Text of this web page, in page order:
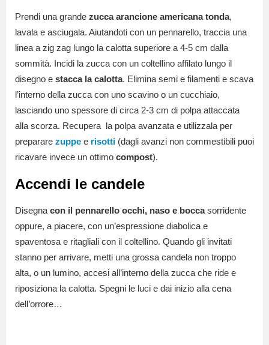
Prendi una grande zucca arancione americana tonda,
lavala e asciugala. Aiutandoti con un pennarello, traccia una
linea a zig zag lungo la calotta superiore a 4-5 cm dalla
sommità. Incidi la zucca con un coltellino affilato lungo il
disegno e stacca la calotta. Elimina semi e filamenti e scava
l’interno della zucca con uno scavino o un cucchiaio,
lasciando uno spessore di circa 2-3 cm di polpa attaccata
alla scorza. Recupera la polpa avanzata e utilizzala per
preparare zuppe e risotti (dagli avanzi non commestibili puoi
ricavare invece un ottimo compost).
Accendi le candele
Disegna con il pennarello occhi, naso e boccasorridente
oppure, a piacere, con un’espressione diabolica e
spaventosa e ritagliali con il coltellino. Quando gli invitati
stanno per arrivare, metti una grossa candela non troppo
alta, o un lumino, accesi all’interno della zucca che ride e
riposiziona la calotta. Spegni le luci e dai inizio alla cena
dell’orrore…